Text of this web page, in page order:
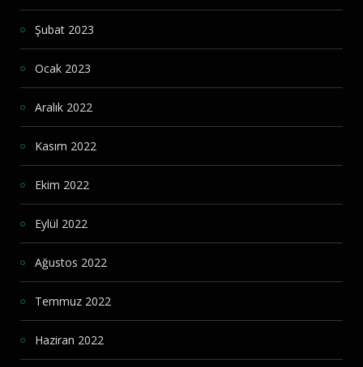
Şubat 2023
Ocak 2023
Aralık 2022
Kasım 2022
Ekim 2022
Eylül 2022
Ağustos 2022
Temmuz 2022
Haziran 2022